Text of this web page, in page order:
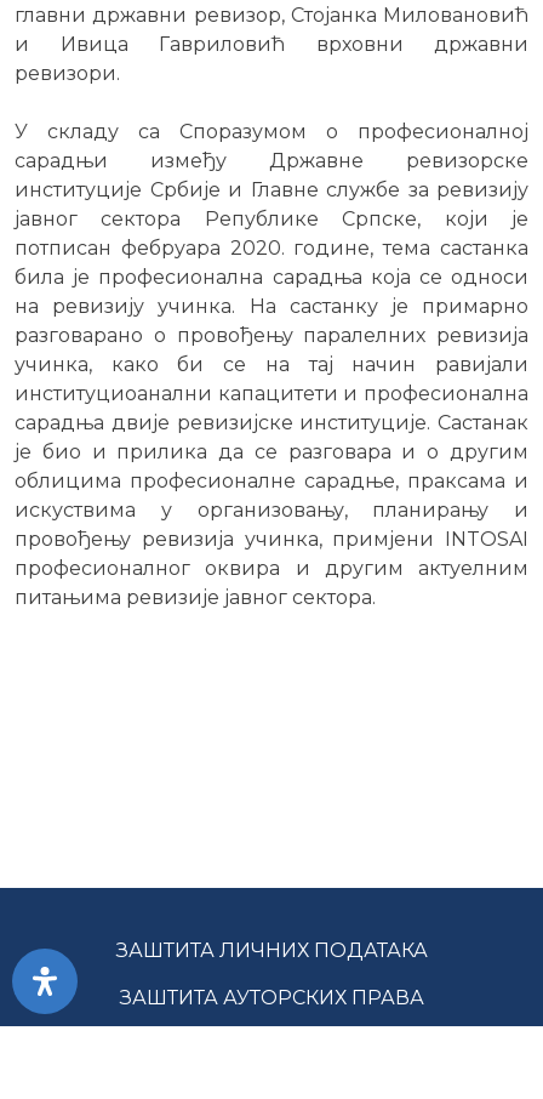
главни државни ревизор, Стојанка Миловановић
и Ивица Гавриловић врховни државни
ревизори.
У складу са Споразумом о професионалној
сарадњи између Државне ревизорске
институције Србије и Главне службе за ревизију
јавног сектора Републике Српске, који је
потписан фебруара 2020. године, тема састанка
била је професионална сарадња која се односи
на ревизију учинка. На састанку је примарно
разговарано о провођењу паралелних ревизија
учинка, како би се на тај начин равијали
институциоанални капацитети и професионална
сарадња двије ревизијске институције. Састанак
је био и прилика да се разговара и о другим
облицима професионалне сарадње, праксама и
искуствима у организовању, планирању и
провођењу ревизија учинка, примјени INTOSAI
професионалног оквира и другим актуелним
питањима ревизије јавног сектора.
ЗАШТИТА ЛИЧНИХ ПОДАТАКА
ЗАШТИТА АУТОРСКИХ ПРАВА